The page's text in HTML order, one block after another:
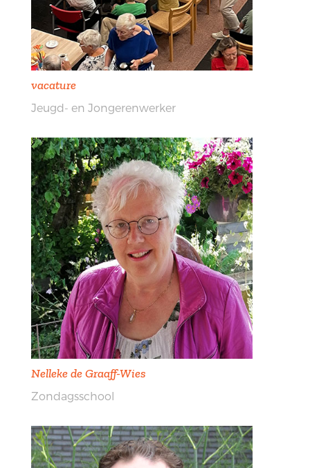
vacature
Jeugd- en Jongerenwerker
Nelleke de Graaff-Wies
Zondagsschool